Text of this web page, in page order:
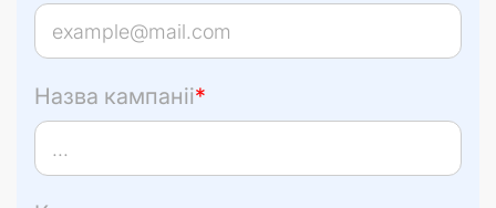
Назва кампаніі*